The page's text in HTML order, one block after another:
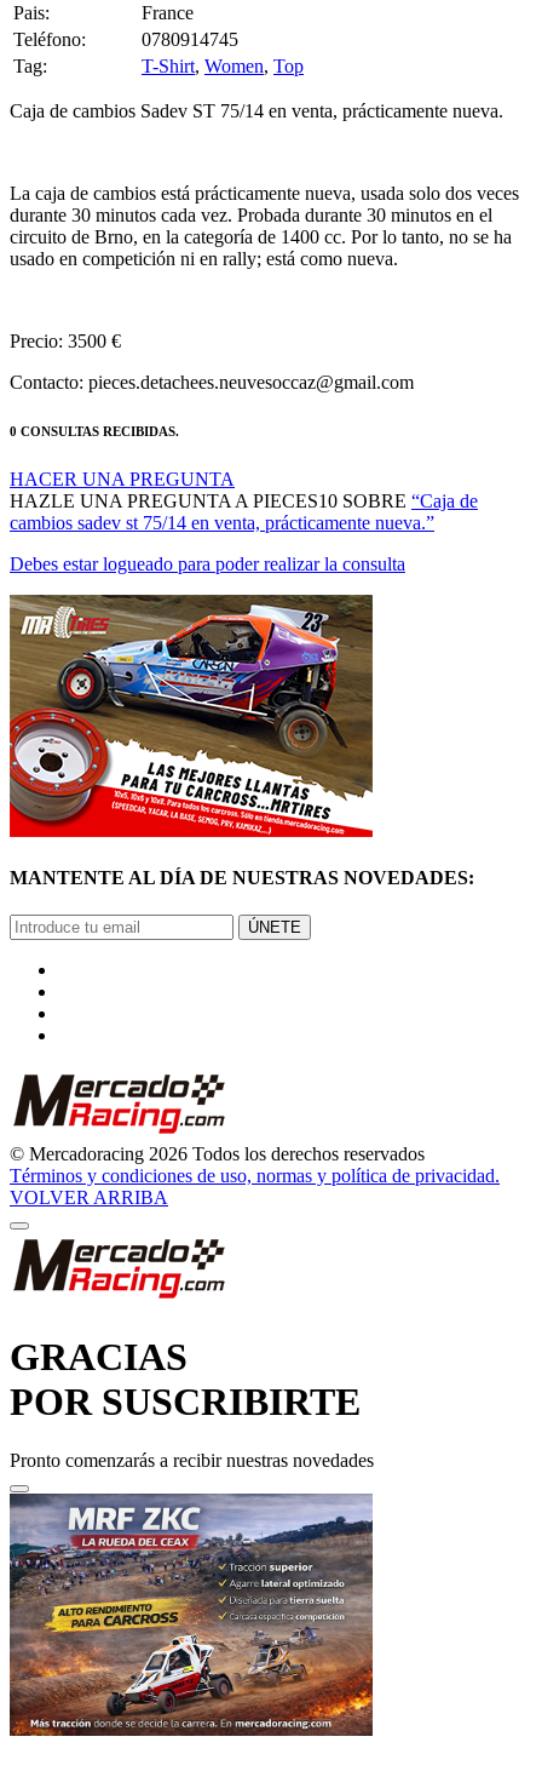
Pais:
France
Teléfono:
0780914745
Tag:
T-Shirt, Women, Top
Caja de cambios Sadev ST 75/14 en venta, prácticamente nueva.
La caja de cambios está prácticamente nueva, usada solo dos veces
durante 30 minutos cada vez. Probada durante 30 minutos en el
circuito de Brno, en la categoría de 1400 cc. Por lo tanto, no se ha
usado en competición ni en rally; está como nueva.
Precio: 3500 €
Contacto: pieces.detachees.neuvesoccaz@gmail.com
0 CONSULTAS RECIBIDAS.
HACER UNA PREGUNTA
HAZLE UNA PREGUNTA A PIECES10 SOBRE “Caja de
cambios sadev st 75/14 en venta, prácticamente nueva.”
Debes estar logueado para poder realizar la consulta
MANTENTE AL DÍA DE NUESTRAS NOVEDADES:
ÚNETE
© Mercadoracing 2026 Todos los derechos reservados
Términos y condiciones de uso, normas y política de privacidad.
VOLVER ARRIBA
GRACIAS
POR SUSCRIBIRTE
Pronto comenzarás a recibir nuestras novedades